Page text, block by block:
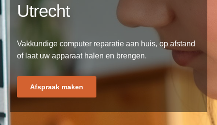
Utrecht
Vakkundige computer reparatie aan huis, op afstand
of laat uw apparaat halen en brengen.
Afspraak maken